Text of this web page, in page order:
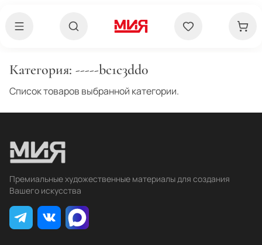
Категория: -----bc1c3dd0
Список товаров выбранной категории.
Премиальные художественные материалы для создания
Вашего искусства